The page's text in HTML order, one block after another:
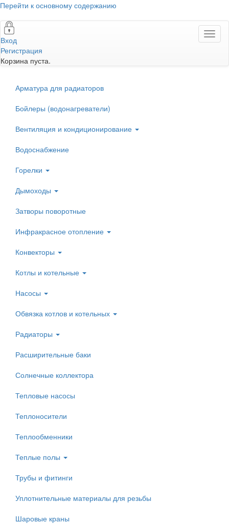
Перейти к основному содержанию
Вход
Регистрация
Корзина пуста.
Арматура для радиаторов
Бойлеры (водонагреватели)
Вентиляция и кондиционирование
Водоснабжение
Горелки
Дымоходы
Затворы поворотные
Инфракрасное отопление
Конвекторы
Котлы и котельные
Насосы
Обвязка котлов и котельных
Радиаторы
Расширительные баки
Солнечные коллектора
Тепловые насосы
Теплоносители
Теплообменники
Теплые полы
Трубы и фитинги
Уплотнительные материалы для резьбы
Шаровые краны